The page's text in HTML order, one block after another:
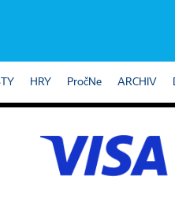
HRY PročNe ARCHIV